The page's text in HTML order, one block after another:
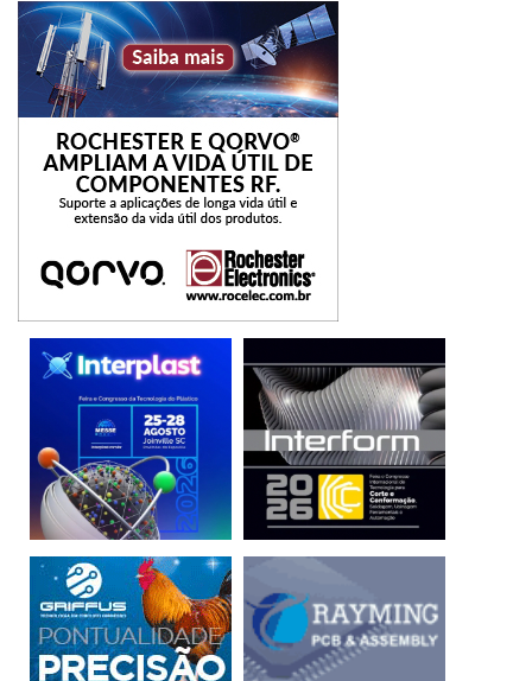
modificações na estrutura, uma vez que o peso da telha
permanece praticamente o mesmo com as células
fotovoltaicas aplicadas.
Por conta de sua potência superior ao modelo de
concreto, consegue gerar maior quantidade de energia por
telha. “Com essa potência, 4 a 6 telhas já podem atender
as necessidades de uma casa pequena. Ainda, as telhas
fotovoltaicas não agregam peso à estrutura, mas conferem
durabilidade e resistência”, explica Luiz Lopes, gerente de
Desenvolvimento de Novos Negócios da Eternit.
Eternit fibrocimento Fotovoltaica
solar